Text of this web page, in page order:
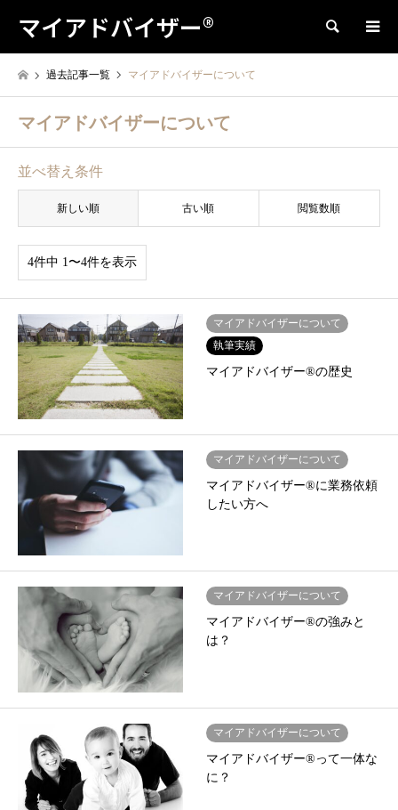
マイアドバイザー® 検索
過去記事一覧 マイアドバイザーについて
マイアドバイザーについて
並べ替え条件
新しい順 古い順 閲覧数順
4件中 1〜4件を表示
マイアドバイザーについて
執筆実績
マイアドバイザー®の歴史
マイアドバイザーについて
マイアドバイザー®に業務依頼
したい方へ
マイアドバイザーについて
マイアドバイザー®の強みと
は？
マイアドバイザーについて
マイアドバイザー®って一体な
に？